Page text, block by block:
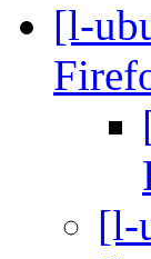
[l-
[l-